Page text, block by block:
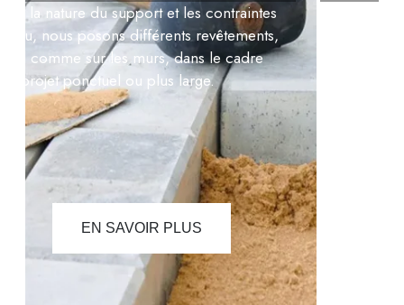
Pour une cheminée conservée, transformée
ou démontée, nous adaptons notre
intervention à l’existant, en fonction des
matériaux et de l’état général de l’ouvrage.
EN SAVOIR PLUS